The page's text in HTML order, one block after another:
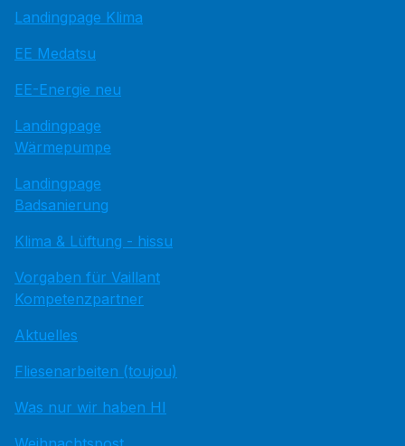
Landingpage Klima
EE Medatsu
EE-Energie neu
Landingpage
Wärmepumpe
Landingpage
Badsanierung
Klima & Lüftung - hissu
Vorgaben für Vaillant
Kompetenzpartner
Aktuelles
Fliesenarbeiten (toujou)
Was nur wir haben HI